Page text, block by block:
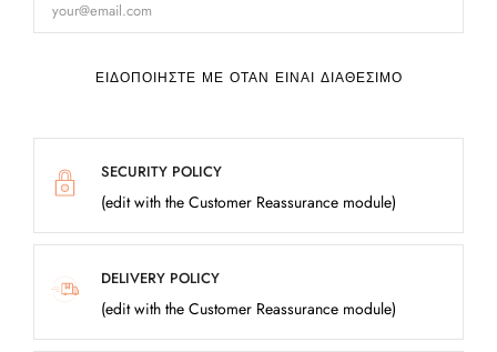
ΕΙΔΟΠΟΙΉΣΤΕ ΜΕ ΌΤΑΝ ΕΊΝΑΙ ΔΙΑΘΈΣΙΜΟ
SECURITY POLICY
(edit with the Customer Reassurance module)
DELIVERY POLICY
(edit with the Customer Reassurance module)